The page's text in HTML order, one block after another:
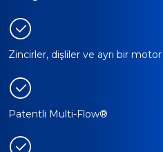
Zincirler, dişliler ve ayrı bir motor
Patentli Multi-Flow®